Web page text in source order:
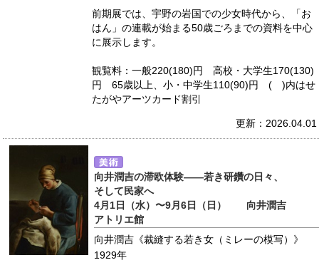
前期展では、宇野の岩国での少女時代から、「お
はん」の連載が始まる50歳ごろまでの資料を中心
に展示します。
観覧料：一般220(180)円 高校・大学生170(130)
円 65歳以上、小・中学生110(90)円 ( )内はせ
たがやアーツカード割引
更新：2026.04.01
向井潤吉の滞欧体験――若き研鑽の日々、
そして民家へ
4月1日（水）〜9月6日（日） 向井潤吉
アトリエ館
向井潤吉《裁縫する若き女（ミレーの模写）》
1929年